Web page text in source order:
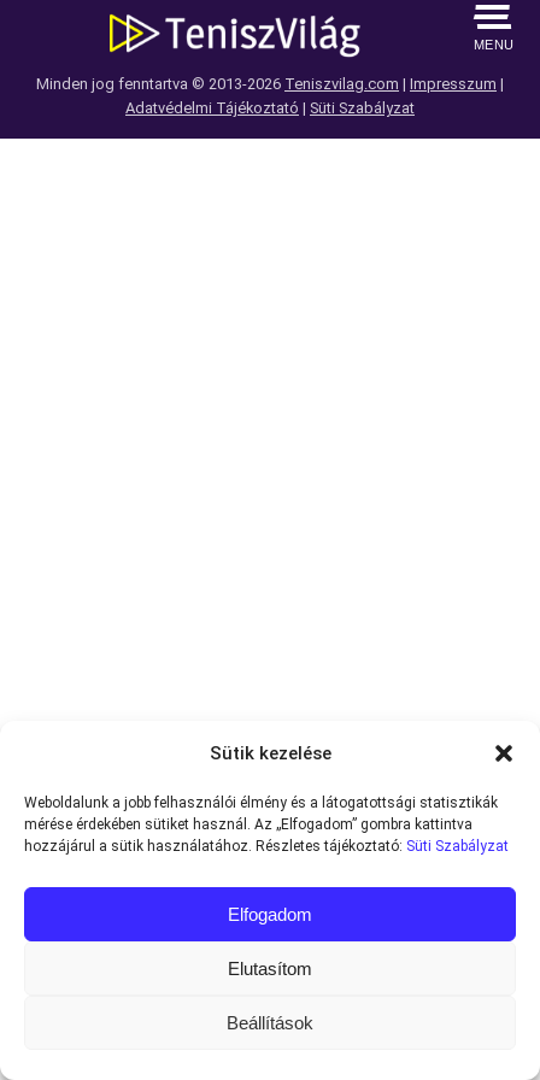
Sütik kezelése
Weboldalunk a jobb felhasználói élmény és a látogatottsági statisztikák
mérése érdekében sütiket használ. Az „Elfogadom” gombra kattintva
hozzájárul a sütik használatához. Részletes tájékoztató: Süti Szabályzat
Elfogadom
Elutasítom
Beállítások
MENU
Minden jog fenntartva © 2013-2026 Teniszvilag.com | Impresszum |
Adatvédelmi Tájékoztató | Süti Szabályzat